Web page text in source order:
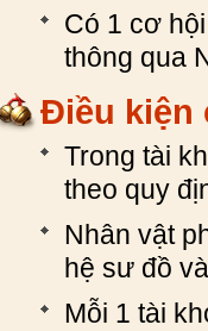
Có 1 cơ
thông qua
Điều kiện
Trong tài
theo quy
Nhân vật
hệ sư đồ
Mỗi 1 tài